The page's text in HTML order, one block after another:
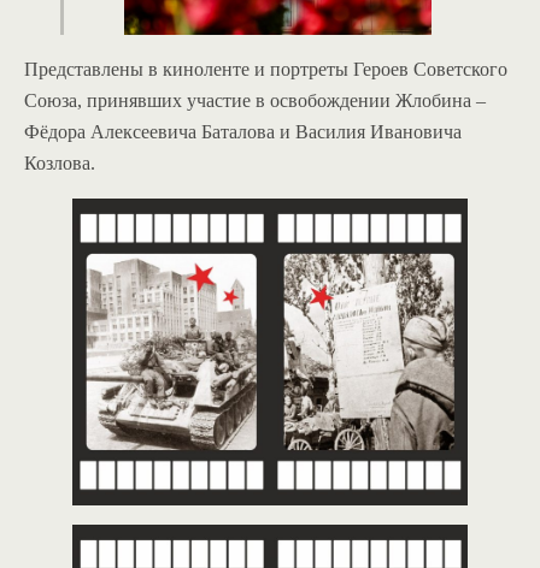
Представлены в киноленте и портреты Героев Советского
Союза, принявших участие в освобождении Жлобина –
Фёдора Алексеевича Баталова и Василия Ивановича
Козлова.